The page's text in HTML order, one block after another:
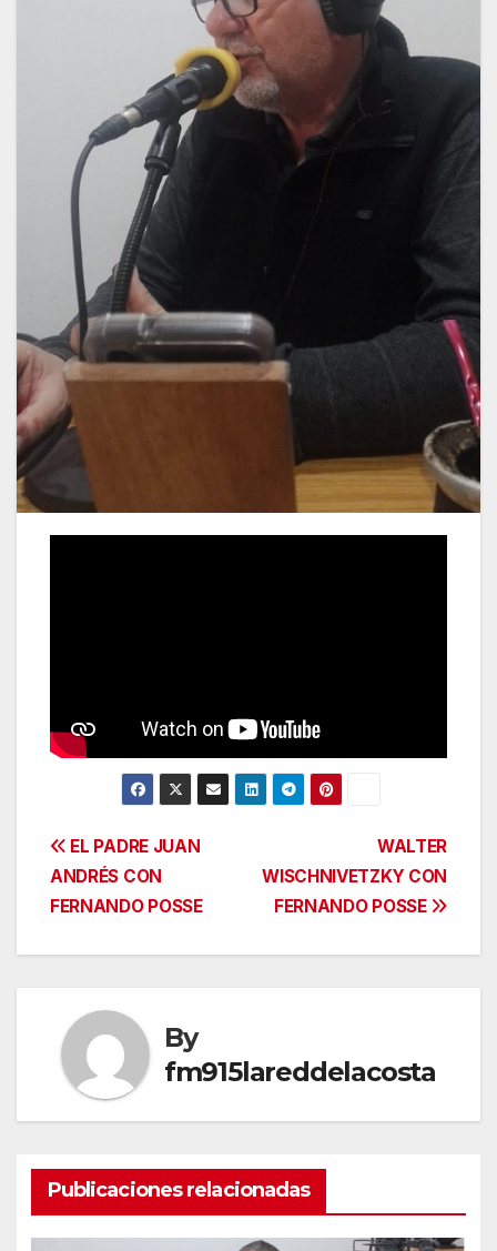
Navegación
de
entradas
WALTER
WISCHNIVETZKY CON
FERNANDO POSSE
EL PADRE JUAN
ANDRÉS CON
FERNANDO POSSE
By
fm915lareddelacosta
Publicaciones relacionadas